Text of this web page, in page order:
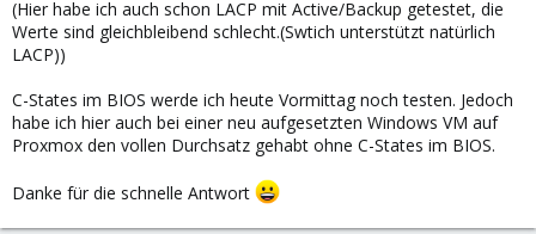
(Hier habe ich auch schon LACP mit Active/Backup getestet, die
Werte sind gleichbleibend schlecht.(Swtich unterstützt natürlich
LACP))
C-States im BIOS werde ich heute Vormittag noch testen. Jedoch
habe ich hier auch bei einer neu aufgesetzten Windows VM auf
Proxmox den vollen Durchsatz gehabt ohne C-States im BIOS.
Danke für die schnelle Antwort